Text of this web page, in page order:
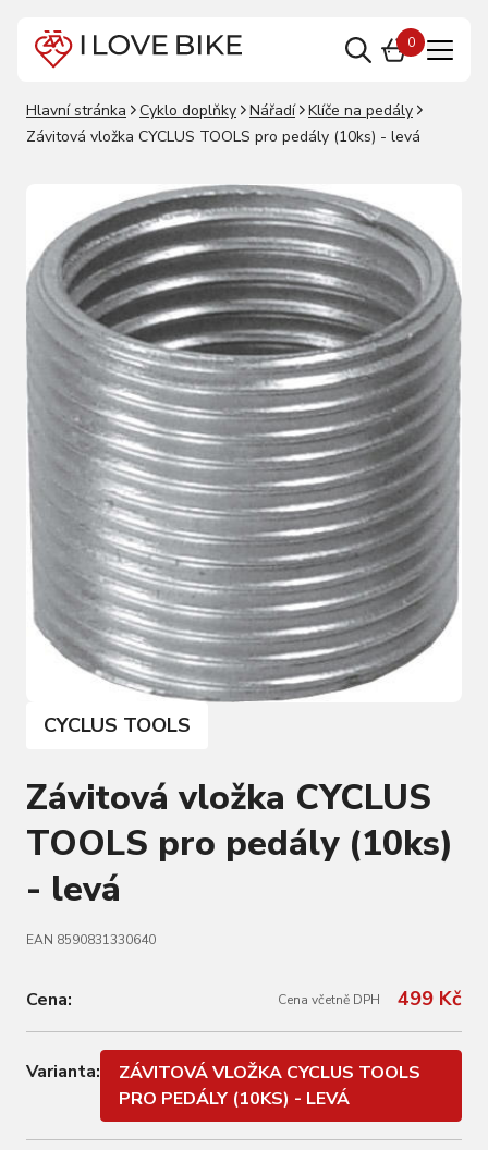
0
Hlavní stránka Cyklo doplňky Nářadí
Klíče na pedály
Závitová vložka CYCLUS TOOLS pro pedály (10ks) - levá
CYCLUS TOOLS
Závitová vložka CYCLUS
TOOLS pro pedály (10ks)
- levá
EAN 8590831330640
Cena: Cena včetně DPH 499 Kč
Varianta:
ZÁVITOVÁ VLOŽKA CYCLUS TOOLS
PRO PEDÁLY (10KS) - LEVÁ